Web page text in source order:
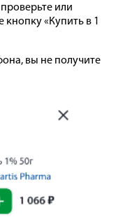
или
«Купить в 1
вы не получите